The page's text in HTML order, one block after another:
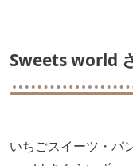
Sweets world
いちごスイーツ・パ